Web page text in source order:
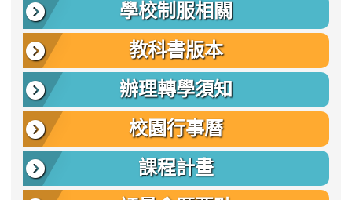
學校制服相關
教科書版本
辦理轉學須知
校園行事曆
課程計畫